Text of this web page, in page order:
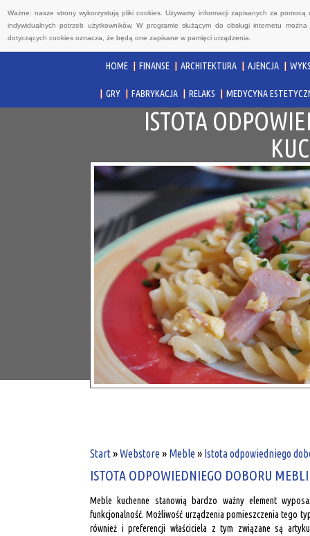
Ważne: nasze strony wykorzystują pliki cookies. Używamy informacji zapisanych za
indywidualnych potrzeb użytkowników. W programie służącym do obsługi internetu
dotyczących cookies oznacza, że będą one zapisane w pamięci urządzenia.
HOME FINANSE ARCHITEKTURA AJENCJA
GRY FABRYKACJA RELAKS MEDYCYNA
ISTOTA
Start»Webstore» Meble» Istota odpowiedniego
ISTOTA ODPOWIEDNIEGO DOBORU
Meble kuchenne stanowią bardzo ważny element
funkcjonalność. Możliwość urządzenia pomieszczenia tego
również i preferencji właściciela z tym związane są